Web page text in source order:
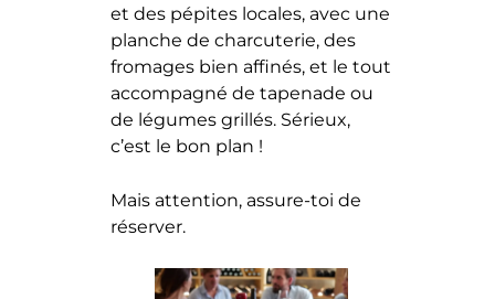
et des pépites locales, avec une
planche de charcuterie, des
fromages bien affinés, et le tout
accompagné de tapenade ou
de légumes grillés. Sérieux,
c’est le bon plan !
Mais attention, assure-toi de
réserver.